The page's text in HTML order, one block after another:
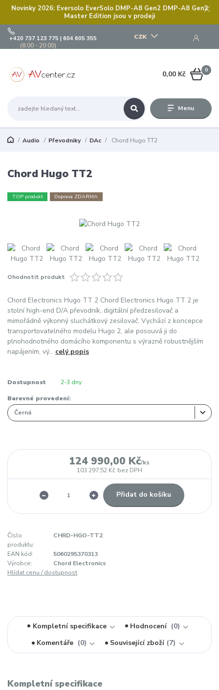
Novinky 2026: Eversolo EverSolo DMP-A8 Gen2 DMP-A8 Gen2
Master Edition jsou v prodeji
Menu
CZK
+420 737 123 775 | 604 605 355
(8:00 - 20:00)
0
0,00 Kč
Audio Převodniky DAc Chord Hugo TT2
Chord Hugo TT2
TOP produkt Doprava ZDARMA
Ohodnotit produkt
Chord Electronics Hugo TT 2 Chord Electronics Hugo TT 2 je
stolní high-end D/A převodník, digitální předzesilovač a
mimořádně výkonný sluchátkový zesilovač. Vychází z koncepce
transportovatelného modelu Hugo 2, ale posouvá ji do
plnohodnotného domácího komponentu s výrazně robustnějším
napájením, vý... celý popis
Dostupnost 2-3 dny
Barevné provedení:
124 990,00 Kč/ks
103 297,52 Kč bez DPH
Přidat do košíku
Číslo
produktu:
CHRD-HGO-TT2
EAN kód:
5060295370313
Výrobce:
Chord Electronics
Hlídat cenu / dostupnost
Kompletní specifikace Hodnocení
0
Komentáře
0 Související zboží 7
Kompletní specifikace